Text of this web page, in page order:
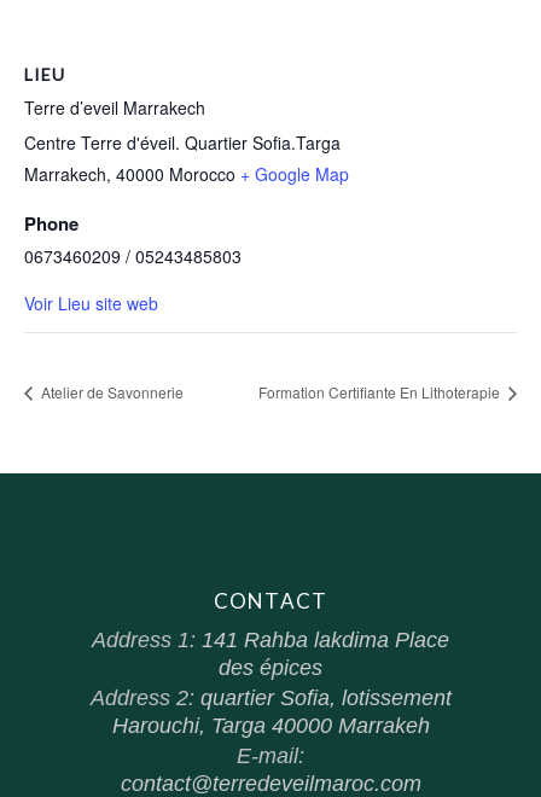
LIEU
Terre d’eveil Marrakech
Centre Terre d'éveil. Quartier Sofia.Targa
Marrakech, 40000 Morocco + Google Map
Phone
0673460209 / 05243485803
Voir Lieu site web
Atelier de Savonnerie Formation Certifiante En Lithoterapie
CONTACT
Address 1: 141 Rahba lakdima Place
des épices
Address 2: quartier Sofia, lotissement
Harouchi, Targa 40000 Marrakeh
E-mail:
contact@terredeveilmaroc.com